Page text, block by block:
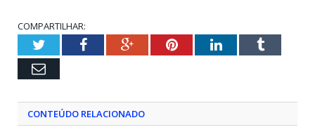
COMPARTILHAR:
TwitterFacebookGoogle+PinterestLinkedInTumblr
Email
CONTEÚDO RELACIONADO